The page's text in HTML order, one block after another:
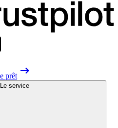
prêt
Le service